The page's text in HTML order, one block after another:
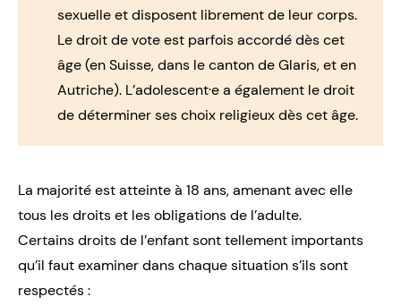
sexuelleet disposent librement de leur corps.
Ledroit de voteest parfois accordé dès cet
âge (en Suisse, dans le canton de Glaris, et en
Autriche). L’adolescent·e a également le droit
de déterminer ses choix religieuxdès cet âge.
La majorité est atteinte à 18 ans, amenant avec elle
tous les droits et les obligations de l’adulte.
Certains droits de l’enfant sont tellement importants
qu’il faut examiner dans chaque situation s’ils sont
respectés :